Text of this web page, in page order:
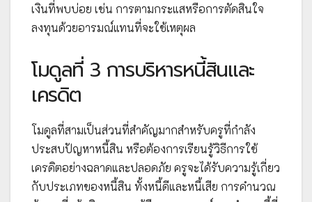
เงินที่พบบ่อย เช่น การตามกระแสหรือการตัดสินใจ
ลงทุนด้วยอารมณ์แทนที่จะใช้เหตุผล
โมดูลที่ 3 การบริหารหนี้สินและ
เครดิต
โมดูลที่สามเป็นส่วนที่สำคัญมากสำหรับครูที่กำลัง
ประสบปัญหาหนี้สิน หรือต้องการเรียนรู้วิธีการใช้
เครดิตอย่างฉลาดและปลอดภัย ครูจะได้รับความรู้เกี่ยว
กับประเภทของหนี้สิน ทั้งหนี้ดีและหนี้เสีย การคำนวณ